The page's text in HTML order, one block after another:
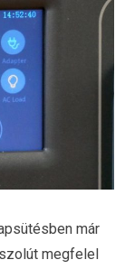
már
megfelel